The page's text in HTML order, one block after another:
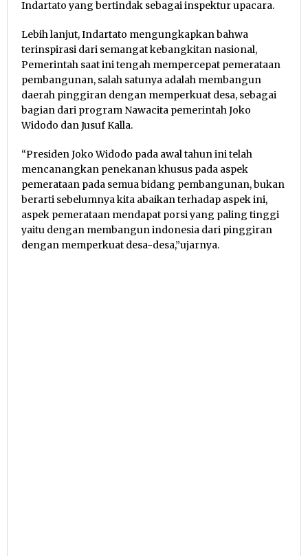
Indartato yang bertindak sebagai inspektur upacara.
Lebih lanjut, Indartato mengungkapkan bahwa
terinspirasi dari semangat kebangkitan nasional,
Pemerintah saat ini tengah mempercepat pemerataan
pembangunan, salah satunya adalah membangun
daerah pinggiran dengan memperkuat desa, sebagai
bagian dari program Nawacita pemerintah Joko
Widodo dan Jusuf Kalla.
“Presiden Joko Widodo pada awal tahun ini telah
mencanangkan penekanan khusus pada aspek
pemerataan pada semua bidang pembangunan, bukan
berarti sebelumnya kita abaikan terhadap aspek ini,
aspek pemerataan mendapat porsi yang paling tinggi
yaitu dengan membangun indonesia dari pinggiran
dengan memperkuat desa-desa,”ujarnya.